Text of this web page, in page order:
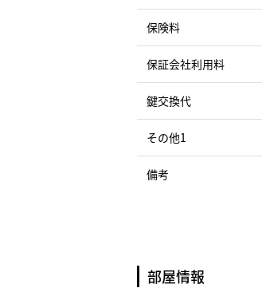
保険料
保証会社利用料
鍵交換代
その他1
備考
部屋情報